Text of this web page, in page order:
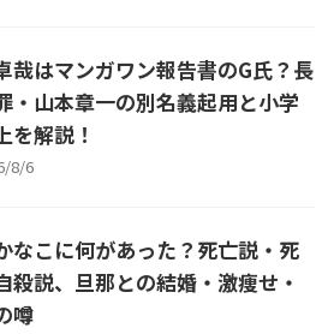
哉はマンガワン報告書のG氏？長
・山本章一の別名義起用と小学
を解説！
8/6
なこに何があった？死亡説・死
殺説、旦那との結婚・激痩せ・
噂